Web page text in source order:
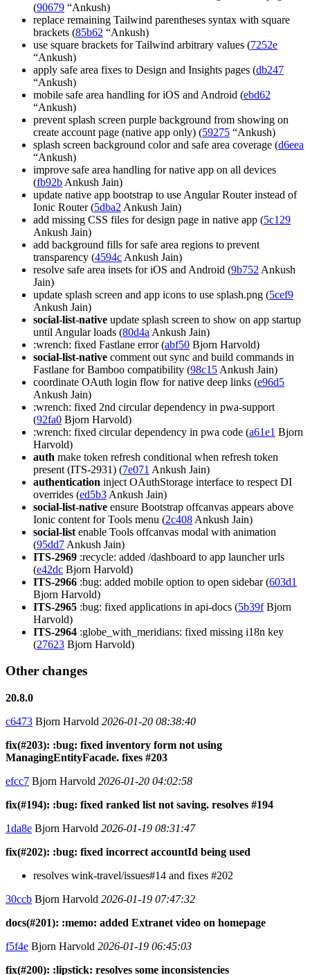
(90679 “Ankush)
replace remaining Tailwind parentheses syntax with square
brackets (85b62 “Ankush)
use square brackets for Tailwind arbitrary values (7252e
“Ankush)
apply safe area fixes to Design and Insights pages (db247
“Ankush)
mobile safe area handling for iOS and Android (ebd62
“Ankush)
prevent splash screen purple background from showing on
create account page (native app only) (59275 “Ankush)
splash screen background color and safe area coverage (d6eea
“Ankush)
improve safe area handling for native app on all devices
(fb92b Ankush Jain)
update native app bootstrap to use Angular Router instead of
Ionic Router (5dba2 Ankush Jain)
add missing CSS files for design page in native app (5c129
Ankush Jain)
add background fills for safe area regions to prevent
transparency (4594c Ankush Jain)
resolve safe area insets for iOS and Android (9b752 Ankush
Jain)
update splash screen and app icons to use splash.png (5cef9
Ankush Jain)
social-list-native update splash screen to show on app startup
until Angular loads (80d4a Ankush Jain)
:wrench: fixed Fastlane error (abf50 Bjorn Harvold)
social-list-native comment out sync and build commands in
Fastlane for Bamboo compatibility (98c15 Ankush Jain)
coordinate OAuth login flow for native deep links (e96d5
Ankush Jain)
:wrench: fixed 2nd circular dependency in pwa-support
(92fa0 Bjorn Harvold)
:wrench: fixed circular dependency in pwa code (a61e1 Bjorn
Harvold)
auth make token refresh conditional when refresh token
present (ITS-2931) (7e071 Ankush Jain)
authentication inject OAuthStorage interface to respect DI
overrides (ed5b3 Ankush Jain)
social-list-native ensure Bootstrap offcanvas appears above
Ionic content for Tools menu (2c408 Ankush Jain)
social-list enable Tools offcanvas modal with animation
(95dd7 Ankush Jain)
ITS-2969 :recycle: added /dashboard to app launcher urls
(e42dc Bjorn Harvold)
ITS-2966 :bug: added mobile option to open sidebar (603d1
Bjorn Harvold)
ITS-2965 :bug: fixed applications in api-docs (5b39fBjorn
Harvold)
ITS-2964 :globe_with_meridians: fixed missing i18n key
(27623 Bjorn Harvold)
Other changes
20.8.0
c6473 Bjorn Harvold 2026-01-20 08:38:40
fix(#203): :bug: fixed inventory form not using
ManagingEntityFacade. fixes #203
efcc7 Bjorn Harvold 2026-01-20 04:02:58
fix(#194): :bug: fixed ranked list not saving. resolves #194
1da8e Bjorn Harvold 2026-01-19 08:31:47
fix(#202): :bug: fixed incorrect accountId being used
resolves wink-travel/issues#14 and fixes #202
30ccb Bjorn Harvold 2026-01-19 07:47:32
docs(#201): :memo: added Extranet video on homepage
f5f4e Bjorn Harvold 2026-01-19 06:45:03
fix(#200): :lipstick: resolves some inconsistencies